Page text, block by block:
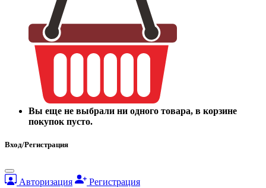
Вы еще не выбрали ни одного товара, в корзине
покупок пусто.
Вход/Регистрация
Авторизация Регистрация